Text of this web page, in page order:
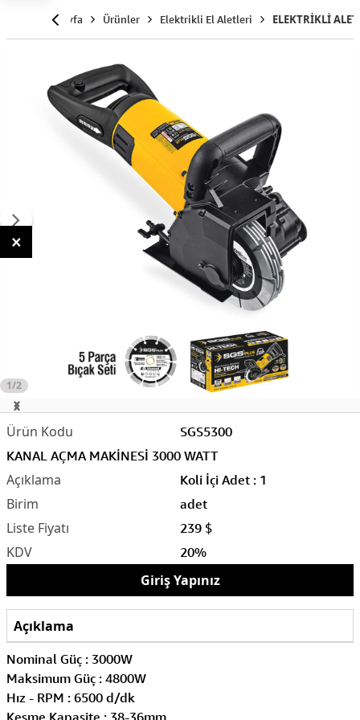
Anasayfa Ürünler Elektrikli El Aletleri ELEKTRİKLİ
1/2
SGS5300
KANAL AÇMA MAKİNESİ 3000 WATT
Koli İçi Adet : 1
adet
239 $
20%
Giriş Yapınız
Açıklama
Nominal Güç : 3000W
Maksimum Güç : 4800W
Hız - RPM : 6500 d/dk
Kesme Kapasite : 38-36mm
×